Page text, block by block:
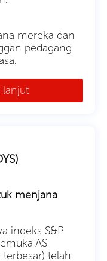
mereka dan
pedagang
lanjut
menjana
indeks S&P
AS
telah